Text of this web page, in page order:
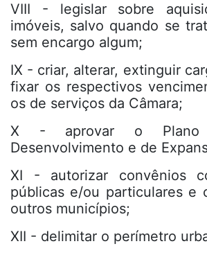
VIII - legislar sobre
imóveis, salvo quando se
sem encargo algum;
IX - criar, alterar, extinguir
fixar os respectivos
os de serviços da Câmara;
X - aprovar o Plano
Desenvolvimento e de
XI - autorizar convênios
públicas e/ou particulares e
outros municípios;
XII - delimitar o perímetro